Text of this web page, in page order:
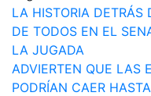
Navegación
de
entradas
LA HISTORIA DETRÁS
DE TODOS EN EL
LA JUGADA
ADVIERTEN QUE LAS
PODRÍAN CAER